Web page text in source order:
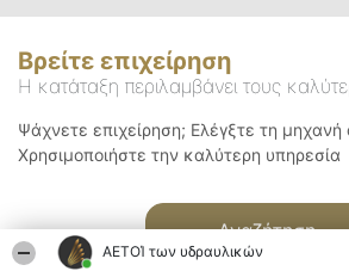
ΑΕΤΟΊ των υδραυλικών
Βρείτε επιχείρηση
Η κατάταξη περιλαμβάνει τους
Ψάχνετε επιχείρηση; Ελέγξτε τη μηχανή
Χρησιμοποιήστε την καλύτερη υπηρεσία
Αναζήτηση